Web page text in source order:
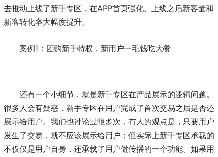
去推动上线了新手专区，在APP首页强化。上线之后新客量和
新客转化率大幅度提升。
案例1：团购新手特权，新用户一毛钱吃大餐
还有一个小细节，就是新手专区在产品展示的逻辑问题。
很多人会有疑惑，新手专区在用户完成了首次交易之后是否还
展示给用户。我们也讨论过很多次，有人的观点是，只要用户
发生了交易，就不应该展示给用户；但实际上新手专区承载的
不仅仅是用户自身，还承载了用户做传播的一个功能。如果用